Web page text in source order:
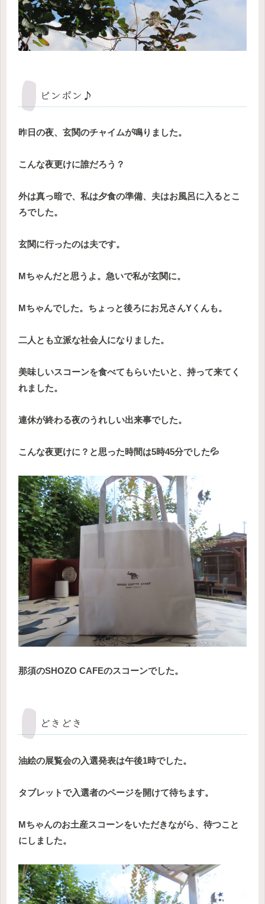
ピンポン♪
昨日の夜、玄関のチャイムが鳴りました。
こんな夜更けに誰だろう？
外は真っ暗で、私は夕食の準備、夫はお風呂に入るとこ
ろでした。
玄関に行ったのは夫です。
Mちゃんだと思うよ。急いで私が玄関に。
Mちゃんでした。ちょっと後ろにお兄さんYくんも。
二人とも立派な社会人になりました。
美味しいスコーンを食べてもらいたいと、持って来てく
れました。
連休が終わる夜のうれしい出来事でした。
こんな夜更けに？と思った時間は5時45分でした💦
那須のSHOZO CAFEのスコーンでした。
どきどき
油絵の展覧会の入選発表は午後1時でした。
タブレットで入選者のページを開けて待ちます。
Mちゃんのお土産スコーンをいただきながら、待つこと
にしました。